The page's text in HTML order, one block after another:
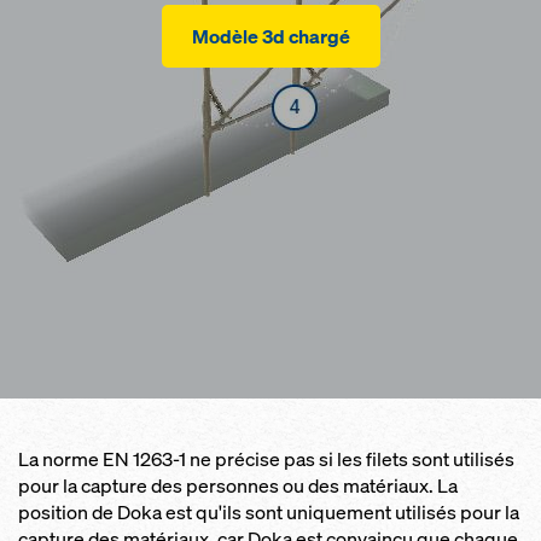
Modèle 3d chargé
La norme EN 1263-1 ne précise pas si les filets sont utilisés
pour la capture des personnes ou des matériaux. La
position de Doka est qu'ils sont uniquement utilisés pour la